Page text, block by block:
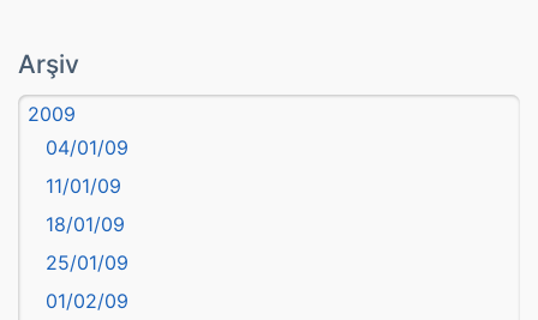
Aydın
Balıkesir
Bartın
başkentler
Batman
Bayburt
Bilecik
Arşiv
2009
04/01/09
11/01/09
18/01/09
25/01/09
01/02/09